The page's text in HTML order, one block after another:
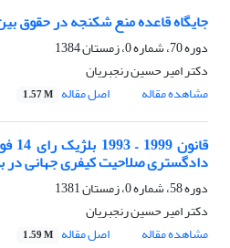
جایگاه قاعده منع شکنجه در حقوق
دوره 70، شماره 0، زمستان 1384
دکتر امیر حسین رنجبریان
مشاهده مقاله
اصل مقاله 1.57 M
دادگستری صلاحیت کیفری جهانی در
دوره 58، شماره 0، زمستان 1381
دکتر امیر حسین رنجبریان
مشاهده مقاله
اصل مقاله 1.59 M